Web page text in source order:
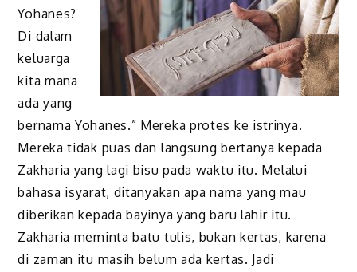
Yohanes?
Di dalam
keluarga
kita mana
ada yang
bernama Yohanes.” Mereka protes ke istrinya.
Mereka tidak puas dan langsung bertanya kepada
Zakharia yang lagi bisu pada waktu itu. Melalui
bahasa isyarat, ditanyakan apa nama yang mau
diberikan kepada bayinya yang baru lahir itu.
Zakharia meminta batu tulis, bukan kertas, karena
di zaman itu masih belum ada kertas. Jadi